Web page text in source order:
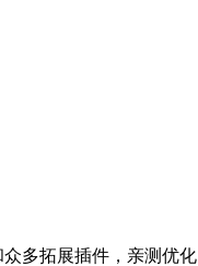
多拓展插件，亲测优